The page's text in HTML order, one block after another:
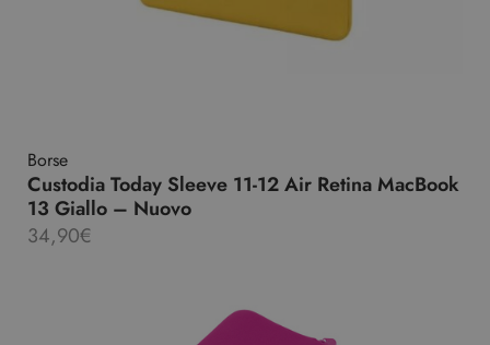
Borse
Custodia Today Sleeve 11-12 Air Retina MacBook
13 Giallo – Nuovo
34,90€